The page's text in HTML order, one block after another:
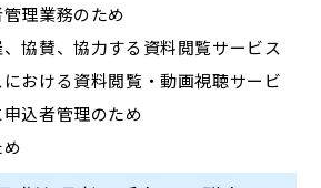
理業務のため
協賛、協力する資料閲覧サービス
おける資料閲覧・動画視聴サービ
込者管理のため